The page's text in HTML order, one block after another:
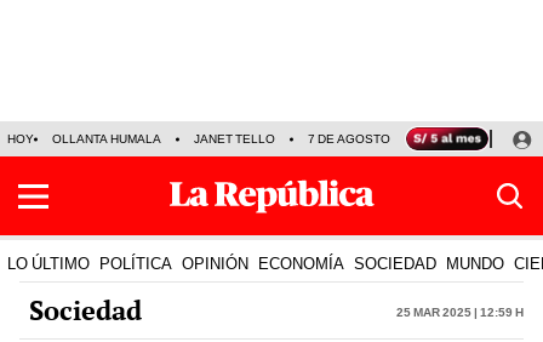
HOY OLLANTA HUMALA JANET TELLO 7 DE AGOSTO TINKA RESULTADOS
LO ÚLTIMO POLÍTICA OPINIÓN ECONOMÍA SOCIEDAD MUNDO
Sociedad 25 Mar 2025 | 12:59 h